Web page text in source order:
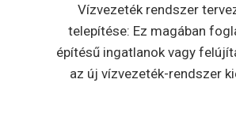
Vízvezeték rendszer
telepítése: Ez magában
építésű ingatlanok vagy
az új vízvezeték-rendszer